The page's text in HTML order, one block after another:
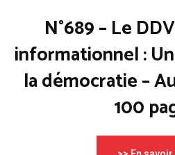
N°689 – Le
informationnel :
la démocratie –
100